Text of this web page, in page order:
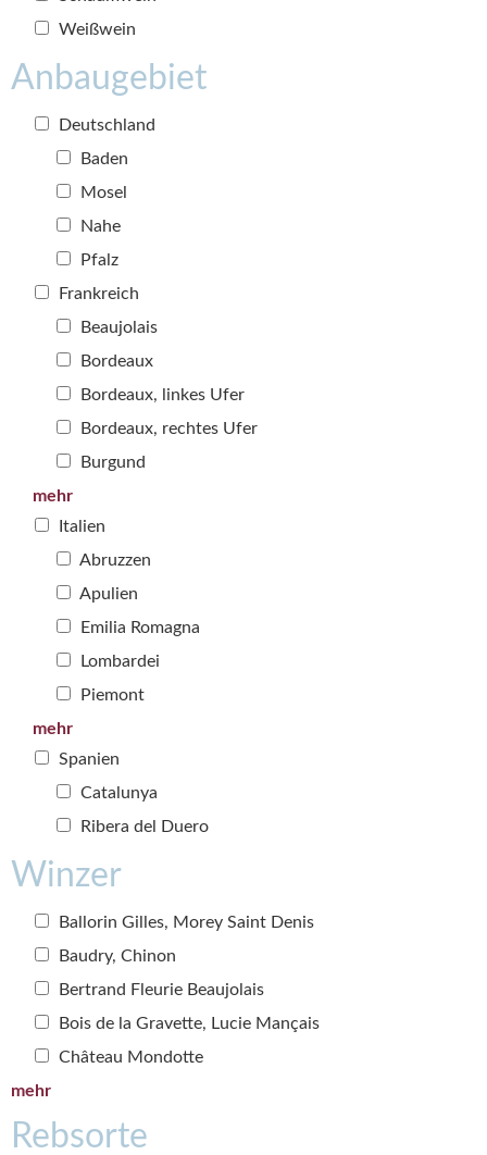
Weißwein
Anbaugebiet
Deutschland
Baden
Mosel
Nahe
Pfalz
Frankreich
Beaujolais
Bordeaux
Bordeaux, linkes Ufer
Bordeaux, rechtes Ufer
Burgund
mehr
Italien
Abruzzen
Apulien
Emilia Romagna
Lombardei
Piemont
mehr
Spanien
Catalunya
Ribera del Duero
Winzer
Ballorin Gilles, Morey Saint Denis
Baudry, Chinon
Bertrand Fleurie Beaujolais
Bois de la Gravette, Lucie Mançais
Château Mondotte
mehr
Rebsorte